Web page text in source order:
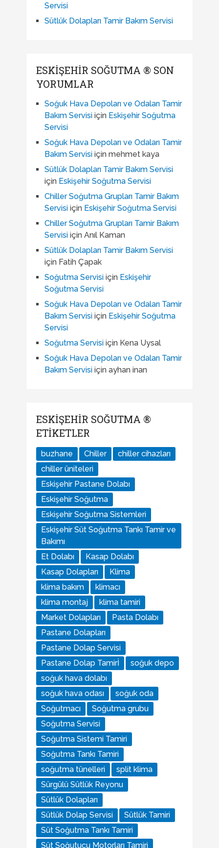
Servisi
Sütlük Dolapları Tamir Bakım Servisi
ESKIŞEHIR SOĞUTMA ® SON
YORUMLAR
Soğuk Hava Depoları ve Odaları Tamir
Bakım Servisiiçin Eskişehir Soğutma
Servisi
Soğuk Hava Depoları ve Odaları Tamir
Bakım Servisiiçin mehmet kaya
Sütlük Dolapları Tamir Bakım Servisi
için Eskişehir Soğutma Servisi
Chiller Soğutma Grupları Tamir Bakım
Servisiiçin Eskişehir Soğutma Servisi
Chiller Soğutma Grupları Tamir Bakım
Servisiiçin Anıl Kaman
Sütlük Dolapları Tamir Bakım Servisi
için Fatih Çapak
Soğutma Servisiiçin Eskişehir
Soğutma Servisi
Soğuk Hava Depoları ve Odaları Tamir
Bakım Servisiiçin Eskişehir Soğutma
Servisi
Soğutma Servisiiçin Kena Uysal
Soğuk Hava Depoları ve Odaları Tamir
Bakım Servisiiçin ayhan inan
ESKIŞEHIR SOĞUTMA ®
ETIKETLER
buzhane Chiller
chiller cihazları
chiller üniteleri
Eskişehir Pastane Dolabı
Eskişehir Soğutma
Eskişehir Soğutma Sistemleri
Eskişehir Süt Soğutma Tankı Tamir ve
Bakımı
Et Dolabı
Kasap Dolabı
Kasap Dolapları
Klima
klima bakım
klimacı
klima montaj
klima tamiri
Market Dolapları
Pasta Dolabı
Pastane Dolapları
Pastane Dolap Servisi
Pastane Dolap Tamirİ
soğuk depo
soğuk hava dolabı
soğuk hava odası
soğuk oda
Soğutmacı
Soğutma grubu
Soğutma Servisi
Soğutma Sistemi Tamiri
Soğutma Tankı Tamiri
soğutma tünelleri
split klima
Sürgülü Sütlük Reyonu
Sütlük Dolapları
Sütlük Dolap Servisi
Sütlük Tamiri
Süt Soğutma Tankı Tamiri
Süt Soğutucu Motorları Tamiri